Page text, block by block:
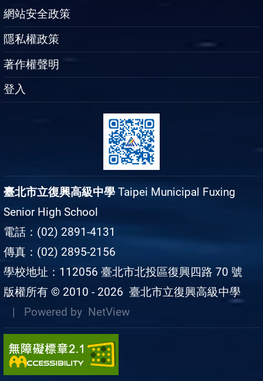
網站安全政策
隱私權政策
著作權聲明
登入
臺北市立復興高級中學 Taipei Municipal Fuxing
Senior High School
電話：(02) 2891-4131
傳真：(02) 2895-2156
學校地址：112056 臺北市北投區復興四路 70 號
版權所有 © 2010 - 2026 臺北市立復興高級中學
| Powered by NetView